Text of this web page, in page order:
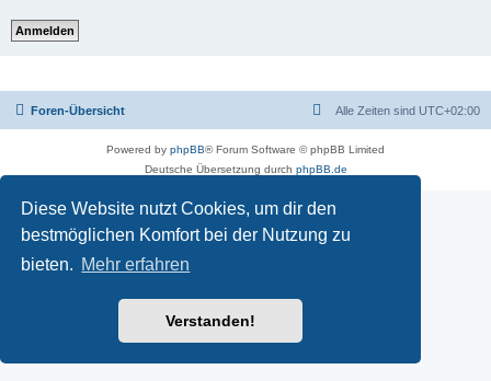
Diese Website nutzt Cookies, um dir den
bestmöglichen Komfort bei der Nutzung zu
bieten. Mehr erfahren
Verstanden!
Foren-Übersicht Alle Zeiten sind UTC+02:00
Powered by phpBB® Forum Software © phpBB Limited
Deutsche Übersetzung durch phpBB.de